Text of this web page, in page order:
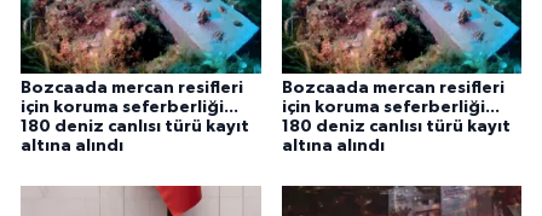
Bozcaada mercan resifleri
için koruma seferberliği...
180 deniz canlısı türü kayıt
altına alındı
Bozcaada mercan resifleri
için koruma seferberliği...
180 deniz canlısı türü kayıt
altına alındı